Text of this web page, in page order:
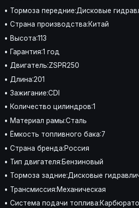
• Тормоза передние:Дисковые
• Страна производства:Китай
• Высота:113
• Гарантия:1 год
• Двигатель:ZSPR250
• Длина:201
• Зажигание:CDI
• Количество цилиндров:1
• Материал рамы:Сталь
• Ёмкость топливного бака:7
• Страна бренда:Россия
• Тип двигателя:Бензиновый
• Тормоза задние:Дисковые
• Трансмиссия:Механическая
• Система подачи